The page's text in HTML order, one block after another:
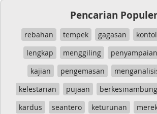
Pencarian
rebahan tempek gagasan kontol
lengkap
menggiling penyampaian
kajian
pengemasan
kelestarian
pujaan
kardus
seantero keturunan